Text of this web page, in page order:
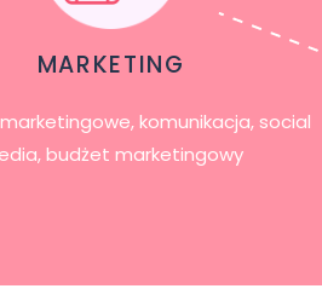
MARKETING
komunikacja, social
budżet marketingowy